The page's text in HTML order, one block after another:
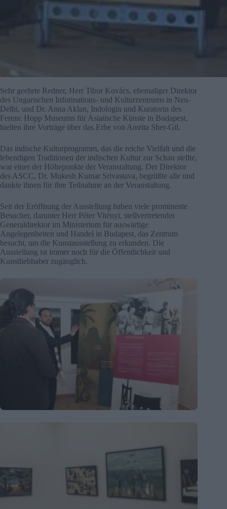
Sehr geehrte Redner, Herr Tibor Kovács, ehemaliger Direktor
des Ungarischen Informations- und Kulturzentrums in Neu-
Delhi, und Dr. Anna Aklan, Indologin und Kuratorin des
Ferenc Hopp Museums für Asiatische Künste in Budapest,
hielten ihre Vorträge über das Erbe von Amrita Sher-Gil.
Das indische Kulturprogramm, das die reiche Vielfalt und die
lebendigen Traditionen der indischen Kultur zur Schau stellte,
war einer der Höhepunkte der Veranstaltung. Der Direktor
des ASCC, Dr. Mukesh Kumar Srivastava, begrüßte alle und
dankte ihnen für ihre Teilnahme an der Veranstaltung.
Seit der Eröffnung der Ausstellung haben viele prominente
Besucher, darunter Herr Péter Vitényi, stellvertretender
Generaldirektor im Ministerium für auswärtige
Angelegenheiten und Handel in Budapest, das Zentrum
besucht, um die Kunstausstellung zu erkunden. Die
Ausstellung ist immer noch für die Öffentlichkeit und
Kunstliebhaber zugänglich.